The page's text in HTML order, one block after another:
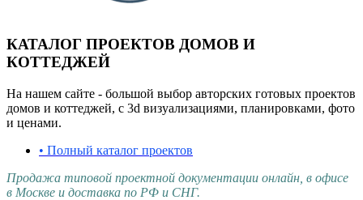
КАТАЛОГ ПРОЕКТОВ ДОМОВ И
КОТТЕДЖЕЙ
На нашем сайте - большой выбор авторских готовых проектов
домов и коттеджей, с 3d визуализациями, планировками, фото
и ценами.
• Полный каталог проектов
Продажа типовой проектной документации онлайн, в офисе
в Москве и доставка по РФ и СНГ.